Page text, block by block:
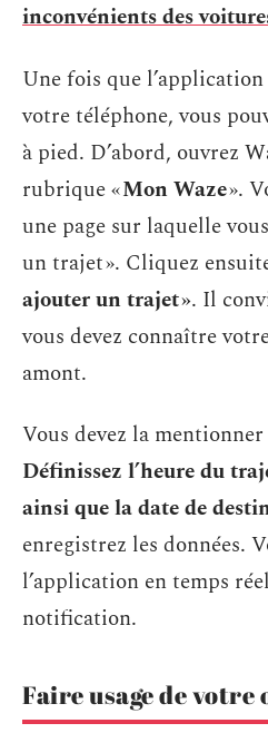
inconvénients des
Une fois que
votre téléphone, vous
à pied. D’abord, ouvrez
rubrique «Mon Waze».
une page sur laquelle
un trajet ». Cliquez
ajouter un trajet ». Il
vous devez connaître
amont.
Vous devez la
Définissez l’heure du
ainsi que la date de
enregistrez les données.
l’application en temps
notification.
Faire usage de